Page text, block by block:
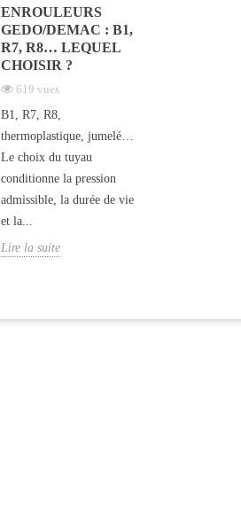
ENROULEURS
GEDO/DEMAC : B1,
R7, R8… LEQUEL
CHOISIR ?
619 vues
B1, R7, R8,
thermoplastique, jumelé…
Le choix du tuyau
conditionne la pression
admissible, la durée de vie
et la...
Lire la suite